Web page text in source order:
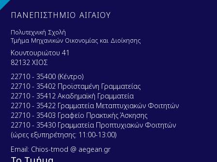
e
n
t
ΠΑΝΕΠΙΣΤΗΜΙΟ ΑΙΓΑΙΟΥ
Πολυτεχνική Σχολή
Τμήμα Μηχανικών Οικονομίας και Διοίκησης
Κουντουριώτου 41
82132 ΧΙΟΣ
22710 - 35400 (Κέντρο)
22710 - 35402 Προϊσταμένη Γραμματείας
22710 - 35412 Ακαδημαϊκή Γραμματεία
22710 - 35422 Γραμματεία Μεταπτυχιακών Φοιτητών
22710 - 35403 Γραφείο Πρακτικής Άσκησης
22710 - 35430 Γραμματεία Προπτυχιακών Φοιτητών
(ώρες εξυπηρέτησης: 11:00-13:00)
Email: Chios-tmod @ aegean.gr